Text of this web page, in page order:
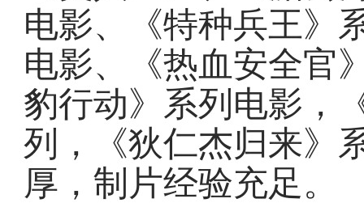
电影、《特种兵王》
电影、《热血安全官
豹行动》系列电影，
列，《狄仁杰归来》
厚，制片经验充足。